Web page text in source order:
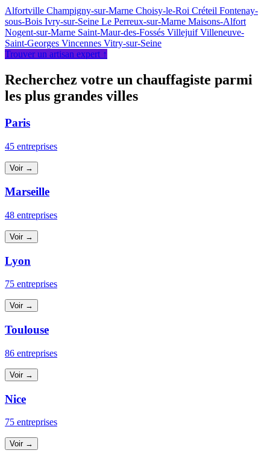
Alfortville Champigny-sur-Marne Choisy-le-Roi Créteil Fontenay-
sous-Bois Ivry-sur-Seine Le Perreux-sur-Marne Maisons-Alfort
Nogent-sur-Marne Saint-Maur-des-Fossés VillejuifVilleneuve-
Saint-Georges Vincennes Vitry-sur-Seine
Trouver un artisan expert ↑
Recherchez votre un chauffagiste parmi
les plus grandes villes
Paris
45 entreprises
Voir →
Marseille
48 entreprises
Voir →
Lyon
75 entreprises
Voir →
Toulouse
86 entreprises
Voir →
Nice
75 entreprises
Voir →